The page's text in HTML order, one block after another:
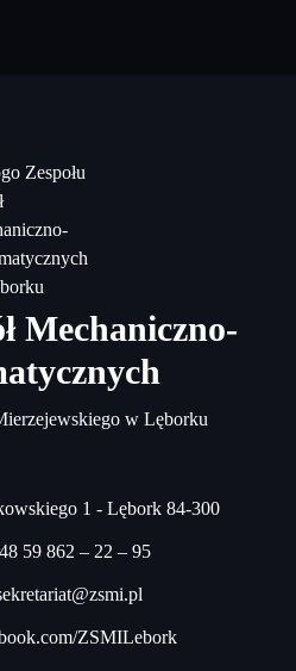
Mechaniczno-
w Lęborku
1 - Lębork 84-300
59 862 – 22 – 95
ZSMILebork